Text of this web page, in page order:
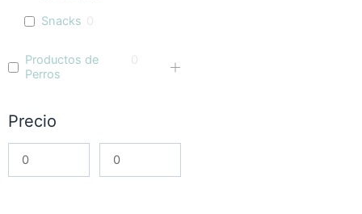
Snacks 0
Productos de
Perros
0
Precio